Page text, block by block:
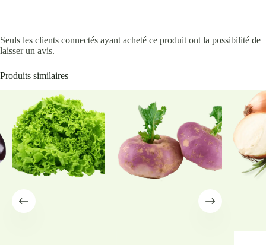
Seuls les clients connectés ayant acheté ce produit ont la possibilité de
laisser un avis.
Produits similaires